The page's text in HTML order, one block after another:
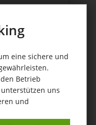
eine sichere und
Betrieb
unterstützen uns
und